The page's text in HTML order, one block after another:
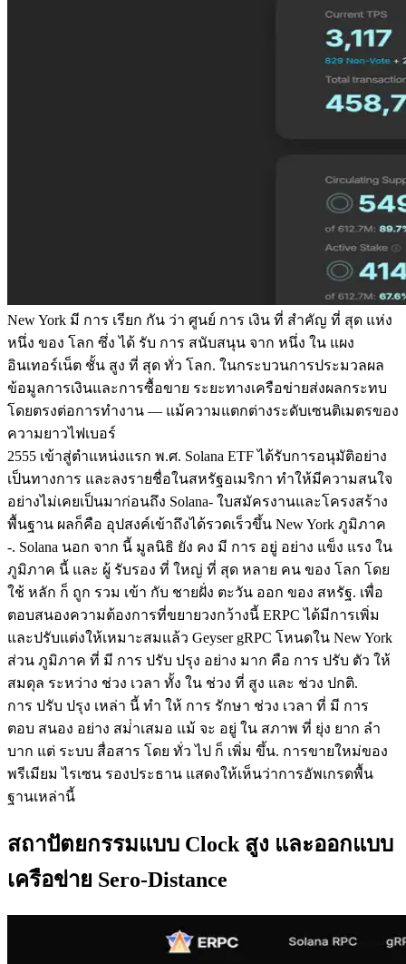
New York มี การ เรียก กัน ว่า ศูนย์ การ เงิน ที่ สําคัญ ที่ สุด แห่ง
หนึ่ง ของ โลก ซึ่ง ได้ รับ การ สนับสนุน จาก หนึ่ง ใน แผง
อินเทอร์เน็ต ชั้น สูง ที่ สุด ทั่ว โลก. ในกระบวนการประมวลผล
ข้อมูลการเงินและการซื้อขาย ระยะทางเครือข่ายส่งผลกระทบ
โดยตรงต่อการทํางาน — แม้ความแตกต่างระดับเซนติเมตรของ
ความยาวไฟเบอร์
2555 เข้าสู่ตําแหน่งแรก พ.ศ. Solana ETF ได้รับการอนุมัติอย่าง
เป็นทางการ และลงรายชื่อในสหรัฐอเมริกา ทําให้มีความสนใจ
อย่างไม่เคยเป็นมาก่อนถึง Solana- ใบสมัครงานและโครงสร้าง
พื้นฐาน ผลก็คือ อุปสงค์เข้าถึงได้รวดเร็วขึ้น New York ภูมิภาค
-. Solana นอก จาก นี้ มูลนิธิ ยัง คง มี การ อยู่ อย่าง แข็ง แรง ใน
ภูมิภาค นี้ และ ผู้ รับรอง ที่ ใหญ่ ที่ สุด หลาย คน ของ โลก โดย
ใช้ หลัก ก็ ถูก รวม เข้า กับ ชายฝั่ง ตะวัน ออก ของ สหรัฐ. เพื่อ
ตอบสนองความต้องการที่ขยายวงกว้างนี้ ERPC ได้มีการเพิ่ม
และปรับแต่งให้เหมาะสมแล้ว Geyser gRPC โหนดใน New York
ส่วน ภูมิภาค ที่ มี การ ปรับ ปรุง อย่าง มาก คือ การ ปรับ ตัว ให้
สมดุล ระหว่าง ช่วง เวลา ทั้ง ใน ช่วง ที่ สูง และ ช่วง ปกติ.
การ ปรับ ปรุง เหล่า นี้ ทํา ให้ การ รักษา ช่วง เวลา ที่ มี การ
ตอบ สนอง อย่าง สม่ําเสมอ แม้ จะ อยู่ ใน สภาพ ที่ ยุ่ง ยาก ลํา
บาก แต่ ระบบ สื่อสาร โดย ทั่ว ไป ก็ เพิ่ม ขึ้น. การขายใหม่ของ
พรีเมียม ไรเซน รองประธาน แสดงให้เห็นว่าการอัพเกรดพื้น
ฐานเหล่านี้
สถาปัตยกรรมแบบ Clock สูง และออกแบบ
เครือข่าย Sero-Distance